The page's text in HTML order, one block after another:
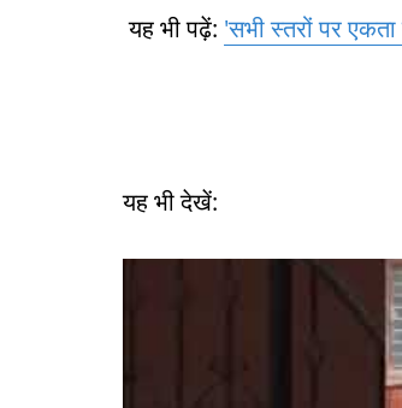
यह भी पढ़ें: 'सभी स्तरों पर
यह भी देखें: